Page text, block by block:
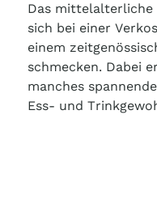
Das mittelalterliche
sich bei einer
einem
schmecken. Dabei
manches
Ess- und